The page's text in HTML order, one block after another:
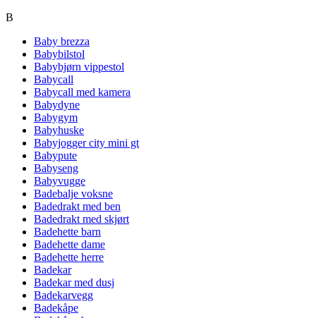
B
Baby brezza
Babybilstol
Babybjørn vippestol
Babycall
Babycall med kamera
Babydyne
Babygym
Babyhuske
Babyjogger city mini gt
Babypute
Babyseng
Babyvugge
Badebalje voksne
Badedrakt med ben
Badedrakt med skjørt
Badehette barn
Badehette dame
Badehette herre
Badekar
Badekar med dusj
Badekarvegg
Badekåpe